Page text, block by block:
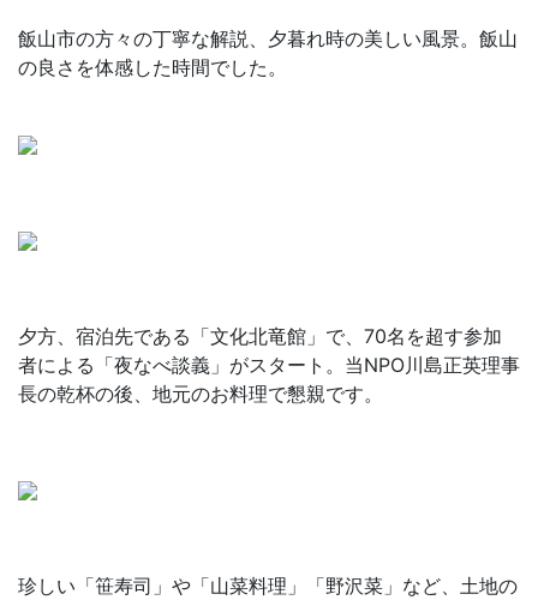
飯山市の方々の丁寧な解説、夕暮れ時の美しい風景。飯山
の良さを体感した時間でした。
夕方、宿泊先である「文化北竜館」で、70名を超す参加
者による「夜なべ談義」がスタート。当NPO川島正英理事
長の乾杯の後、地元のお料理で懇親です。
珍しい「笹寿司」や「山菜料理」「野沢菜」など、土地の